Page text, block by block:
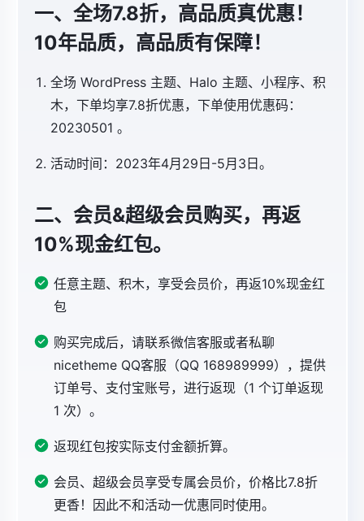
一、全场7.8折，高品质真优惠！
10年品质，高品质有保障！
全场 WordPress 主题、Halo 主题、小程序、积
木，下单均享7.8折优惠，下单使用优惠码：
20230501 。
活动时间：2023年4月29日-5月3日。
二、会员&超级会员购买，再返
10%现金红包。
任意主题、积木，享受会员价，再返10%现金红
包
购买完成后，请联系微信客服或者私聊
nicetheme QQ客服（QQ 168989999），提供
订单号、支付宝账号，进行返现（1 个订单返现
1 次）。
返现红包按实际支付金额折算。
会员、超级会员享受专属会员价，价格比7.8折
更香！因此不和活动一优惠同时使用。